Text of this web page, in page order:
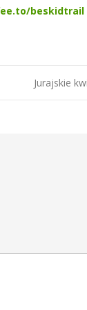
beskidtrail
Jurajskie